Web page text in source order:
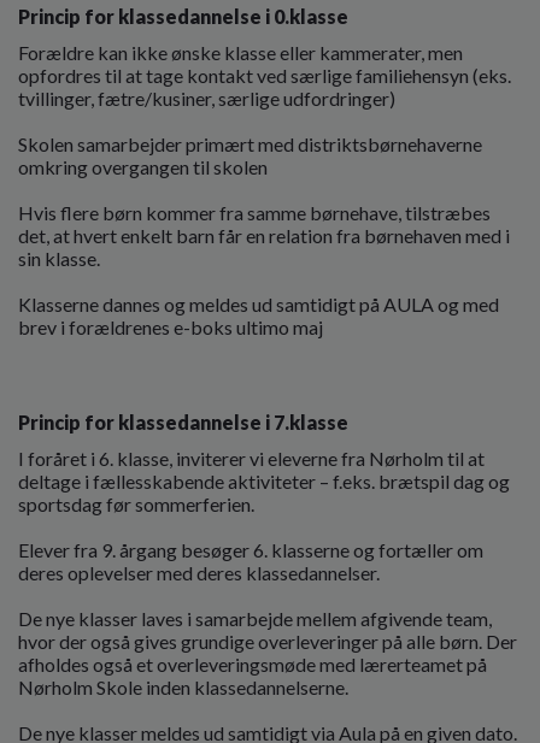
Princip for klassedannelse i 0.klasse
Forældre kan ikke ønske klasse eller kammerater, men
opfordres til at tage kontakt ved særlige familiehensyn (eks.
tvillinger, fætre/kusiner, særlige udfordringer)
Skolen samarbejder primært med distriktsbørnehaverne
omkring overgangen til skolen
Hvis flere børn kommer fra samme børnehave, tilstræbes
det, at hvert enkelt barn får en relation fra børnehaven med i
sin klasse.
Klasserne dannes og meldes ud samtidigt på AULA og med
brev i forældrenes e-boks ultimo maj
Princip for klassedannelse i 7.klasse
I foråret i 6. klasse, inviterer vi eleverne fra Nørholm til at
deltage i fællesskabende aktiviteter – f.eks. brætspil dag og
sportsdag før sommerferien.
Elever fra 9. årgang besøger 6. klasserne og fortæller om
deres oplevelser med deres klassedannelser.
De nye klasser laves i samarbejde mellem afgivende team,
hvor der også gives grundige overleveringer på alle børn. Der
afholdes også et overleveringsmøde med lærerteamet på
Nørholm Skole inden klassedannelserne.
De nye klasser meldes ud samtidigt via Aula på en given dato.